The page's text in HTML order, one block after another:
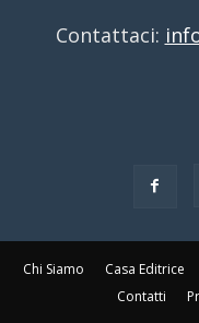
Contattaci:
Chi Siamo Casa Editrice
Contatti